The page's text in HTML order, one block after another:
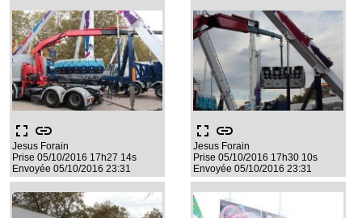
fullscreen link
Jesus Forain
Prise 05/10/2016 17h27 14s
Envoyée 05/10/2016 23:31
fullscreen link
Jesus Forain
Prise 05/10/2016 17h30 10s
Envoyée 05/10/2016 23:31